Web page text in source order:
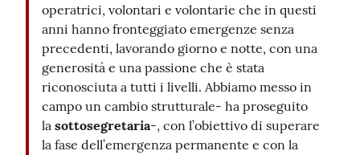
operatrici, volontari e volontarie che in questi
anni hanno fronteggiato emergenze senza
precedenti, lavorando giorno e notte, con una
generosità e una passione che è stata
riconosciuta a tutti i livelli. Abbiamo messo in
campo un cambio strutturale- ha proseguito
la sottosegretaria-, con l’obiettivo di superare
la fase dell’emergenza permanente e con la